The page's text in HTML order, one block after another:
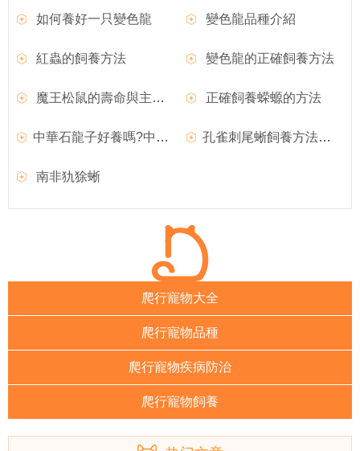
如何養好一只變色龍 變色龍品種介紹
紅蟲的飼養方法 變色龍的正確飼養方法
魔王松鼠的壽命與主人的喂養方法有很大關系 正確飼養蝾螈的方法
中華石龍子好養嗎?中華石龍子圖片|價格|習性介紹 孔雀刺尾蜥飼養方法和外形特征介紹
南非犰狳蜥
爬行寵物大全
爬行寵物品種
爬行寵物疾病防治
爬行寵物飼養